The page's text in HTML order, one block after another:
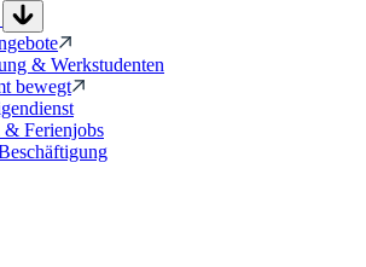
& Werkstudenten
bewegt
& Ferienjobs